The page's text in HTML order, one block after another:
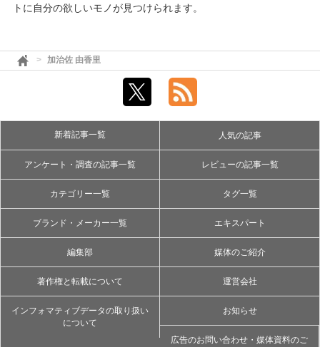
トに自分の欲しいモノが見つけられます。
加治佐 由香里
新着記事一覧 人気の記事
アンケート・調査の記事一覧 レビューの記事一覧
カテゴリー一覧 タグ一覧
ブランド・メーカー一覧 エキスパート
編集部 媒体のご紹介
著作権と転載について 運営会社
インフォマティブデータの取り扱い
について
お知らせ
広告のお問い合わせ・媒体資料のご